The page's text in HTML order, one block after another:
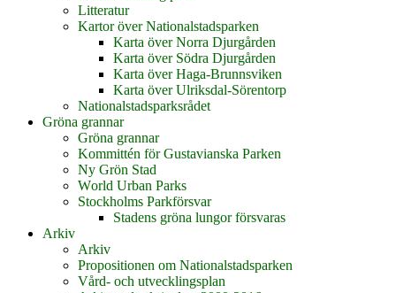
Litteratur
Kartor över Nationalstadsparken
Karta över Norra Djurgården
Karta över Södra Djurgården
Karta över Haga-Brunnsviken
Karta över Ulriksdal-Sörentorp
Nationalstadsparksrådet
Gröna grannar
Gröna grannar
Kommittén för Gustavianska Parken
Ny Grön Stad
World Urban Parks
Stockholms Parkförsvar
Stadens gröna lungor försvaras
Arkiv
Arkiv
Propositionen om Nationalstadsparken
Vård- och utvecklingsplan